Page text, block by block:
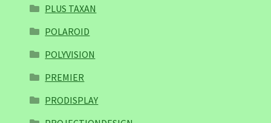
PLUS TAXAN
POLAROID
POLYVISION
PREMIER
PRODISPLAY